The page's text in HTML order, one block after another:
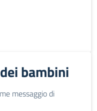
bambini
messaggio di